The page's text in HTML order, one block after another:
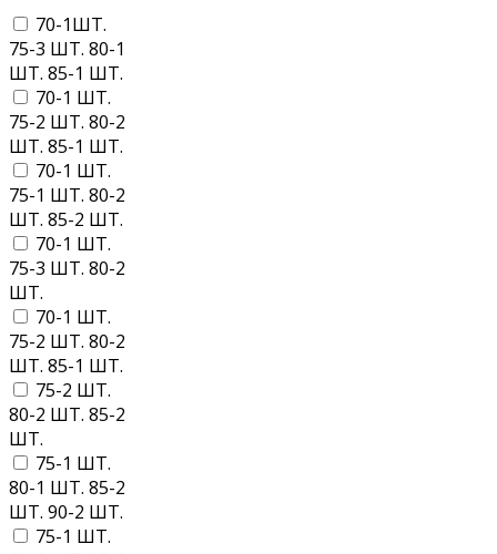
70-1ШТ.
75-3 ШТ. 80-1
ШТ. 85-1 ШТ.
70-1 ШТ.
75-2 ШТ. 80-2
ШТ. 85-1 ШТ.
70-1 ШТ.
75-1 ШТ. 80-2
ШТ. 85-2 ШТ.
70-1 ШТ.
75-3 ШТ. 80-2
ШТ.
70-1 ШТ.
75-2 ШТ. 80-2
ШТ. 85-1 ШТ.
75-2 ШТ.
80-2 ШТ. 85-2
ШТ.
75-1 ШТ.
80-1 ШТ. 85-2
ШТ. 90-2 ШТ.
75-1 ШТ.